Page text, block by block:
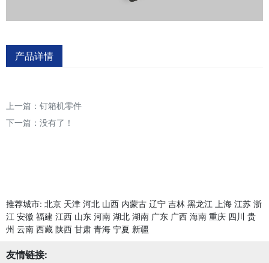
产品详情
上一篇： 钉箱机零件
下一篇：没有了！
推荐城市: 北京 天津 河北 山西 内蒙古 辽宁 吉林 黑龙江 上海 江苏 浙
江 安徽 福建 江西 山东 河南 湖北 湖南 广东 广西 海南 重庆 四川 贵
州 云南 西藏 陕西 甘肃 青海 宁夏 新疆
友情链接: